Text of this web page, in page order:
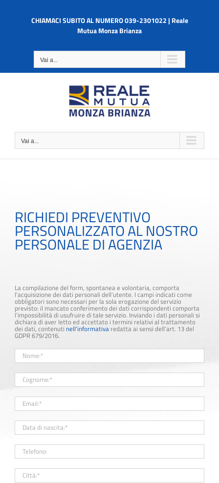
contenutoCHIAMACI SUBITO AL NUMERO 039-2301022 | Reale
Mutua Monza Brianza
Vai a...
Vai a...
RICHIEDI PREVENTIVO
PERSONALIZZATO AL NOSTRO
PERSONALE DI AGENZIA
La compilazione del form, spontanea e volontaria, comporta
l’acquisizione dei dati personali dell’utente. I campi indicati come
obbligatori sono necessari per la sola erogazione del servizio
previsto: il mancato conferimento dei dati corrispondenti comporta
l’impossibilità di usufruire di tale servizio. Inviando i dati personali si
dichiara di aver letto ed accettato i termini relativi al trattamento
dei dati, contenuti nell’informativa redatta ai sensi dell’art. 13 del
GDPR 679/2016.